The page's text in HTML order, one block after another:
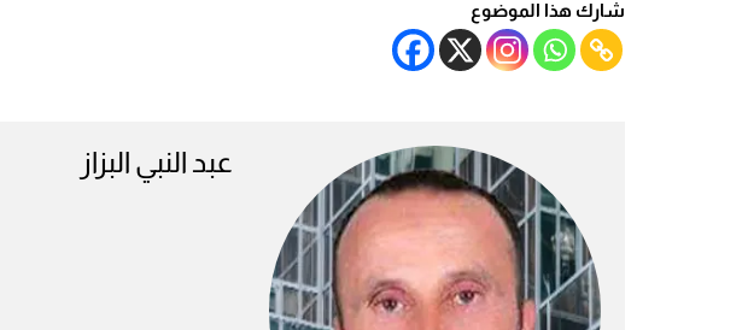
شارك هذا الموضوع
عبد النبي البزاز